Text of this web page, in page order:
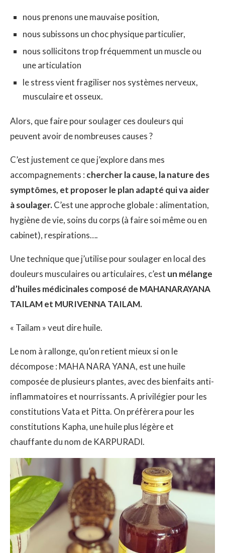
nous prenons une mauvaise position,
nous subissons un choc physique particulier,
nous sollicitons trop fréquemment un muscle ou
une articulation
le stress vient fragiliser nos systèmes nerveux,
musculaire et osseux.
Alors, que faire pour soulager ces douleurs qui
peuvent avoir de nombreuses causes ?
C’est justement ce que j’explore dans mes
accompagnements : chercher la cause, la nature des
symptômes, et proposer le plan adapté qui va aider
à soulager.C’est une approche globale : alimentation,
hygiène de vie, soins du corps (à faire soi même ou en
cabinet), respirations….
Une technique que j’utilise pour soulager en local des
douleurs musculaires ou articulaires, c’est un mélange
d’huilesmédicinales composé de MAHANARAYANA
TAILAM et MURIVENNA TAILAM.
« Tailam » veut dire huile.
Le nom à rallonge, qu’on retient mieux si on le
décompose : MAHA NARA YANA, est une huile
composée de plusieurs plantes, avec des bienfaits anti-
inflammatoires et nourrissants. A privilégier pour les
constitutions Vata et Pitta. On préfèrera pour les
constitutions Kapha, une huile plus légère et
chauffante du nom de KARPURADI.